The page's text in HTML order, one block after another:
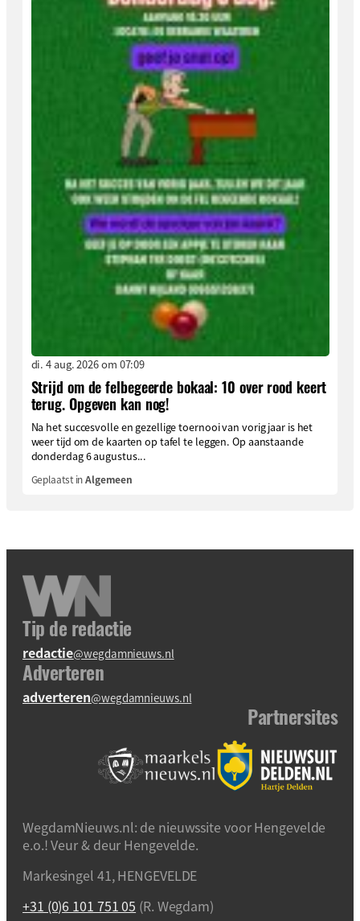
di. 4 aug. 2026 om 07:09
Strijd om de felbegeerde bokaal: 10 over rood keert
terug. Opgeven kan nog!
Na het succesvolle en gezellige toernooi van vorig jaar is het
weer tijd om de kaarten op tafel te leggen. Op aanstaande
donderdag 6 augustus...
Geplaatst inAlgemeen
Tip de redactie
redactie@wegdamnieuws.nl
Adverteren
adverteren@wegdamnieuws.nl
Partnersites
WegdamNieuws.nl: de nieuwssite voor Hengevelde
e.o.! Veur & deur Hengevelde.
Markesingel 41, HENGEVELDE
+31 (0)6 101 751 05 (R. Wegdam)